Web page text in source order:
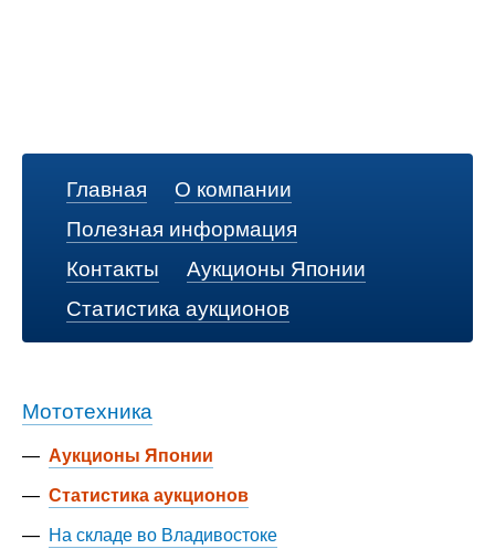
Главная
О компании
Полезная информация
Контакты
Аукционы Японии
Статистика аукционов
Мототехника
— Аукционы Японии
— Статистика аукционов
— На складе во Владивостоке